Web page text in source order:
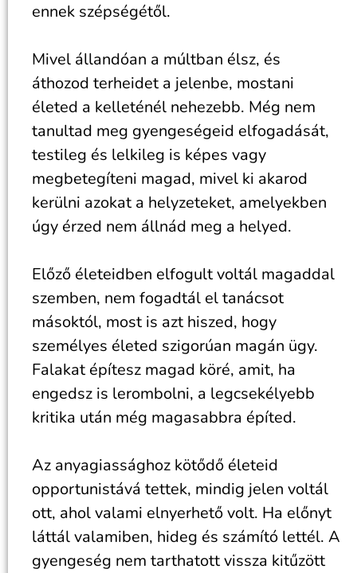
ennek szépségétől.
Mivel állandóan a múltban élsz, és
áthozod terheidet a jelenbe, mostani
életed a kelleténél nehezebb. Még nem
tanultad meg gyengeségeid elfogadását,
testileg és lelkileg is képes vagy
megbetegíteni magad, mivel ki akarod
kerülni azokat a helyzeteket, amelyekben
úgy érzed nem állnád meg a helyed.
Előző életeidben elfogult voltál magaddal
szemben, nem fogadtál el tanácsot
másoktól, most is azt hiszed, hogy
személyes életed szigorúan magán ügy.
Falakat építesz magad köré, amit, ha
engedsz is lerombolni, a legcsekélyebb
kritika után még magasabbra építed.
Az anyagiassághoz kötődő életeid
opportunistává tettek, mindig jelen voltál
ott, ahol valami elnyerhető volt. Ha előnyt
láttál valamiben, hideg és számító lettél. A
gyengeség nem tarthatott vissza kitűzött